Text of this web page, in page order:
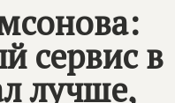
сервис в
лучше,